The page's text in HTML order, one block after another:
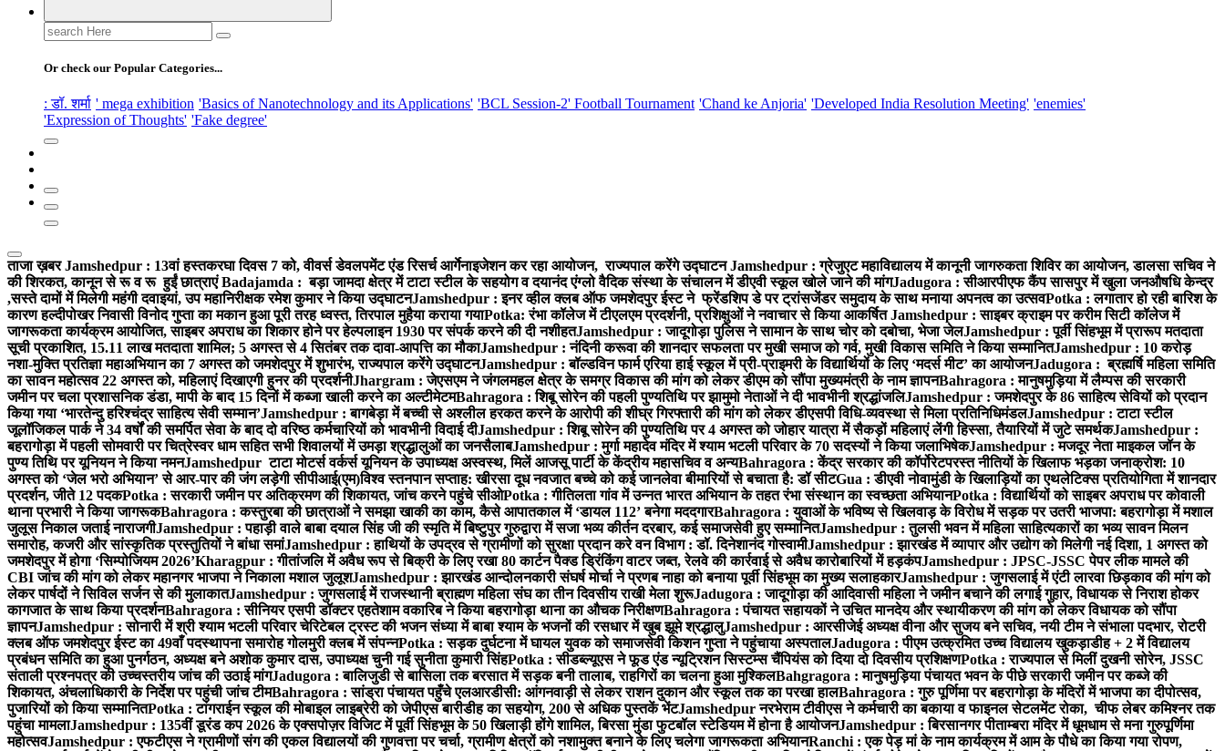
Search
for:
Or check our Popular Categories...
: डॉ. शर्मा ' mega exhibition 'Basics of Nanotechnology and its Applications' 'BCL Session-2' Football Tournament 'Chand ke Anjoria' 'Developed India Resolution Meeting' 'enemies'
'Expression of Thoughts' 'Fake degree'
ताजा ख़बरJamshedpur : 13वां हस्तकरघा दिवस 7 को, वीवर्स डेवलपमेंट एंड रिसर्च आर्गेनाइजेशन कर रहा आयोजन, राज्यपाल करेंगे उद्घाटनJamshedpur : ग्रेजुएट महाविद्यालय में कानूनी जागरुकता शिविर का आयोजन, डालसा सचिव ने
की शिरकत, कानून से रू व रू हुईं छात्राएंBadajamda : बड़ा जामदा क्षेत्र में टाटा स्टील के सहयोग व दयानंद एंग्लो वैदिक संस्था के संचालन में डीएवी स्कूल खोले जाने की मांगJadugora : सीआरपीएफ कैंप सासपुर में खुला जनऔषधि केन्द्र
,सस्ते दामों में मिलेगी महंगी दवाइयां, उप महानिरीक्षक रमेश कुमार ने किया उद्घाटनJamshedpur : इनर व्हील क्लब ऑफ जमशेदपुर ईस्ट ने फ्रेंडशिप डे पर ट्रांसजेंडर समुदाय के साथ मनाया अपनत्व का उत्सवPotka : लगातार हो रही बारिश के
कारण हल्दीपोखर निवासी विनोद गुप्ता का मकान हुआ पूरी तरह ध्वस्त, तिरपाल मुहैया कराया गयाPotka: रंभा कॉलेज में टीएलएम प्रदर्शनी, प्रशिक्षुओं ने नवाचार से किया आकर्षितJamshedpur : साइबर क्राइम पर करीम सिटी कॉलेज में
जागरूकता कार्यक्रम आयोजित, साइबर अपराध का शिकार होने पर हेल्पलाइन 1930 पर संपर्क करने की दी नशीहतJamshedpur : जादूगोड़ा पुलिस ने सामान के साथ चोर को दबोचा, भेजा जेलJamshedpur : पूर्वी सिंहभूम में प्रारूप मतदाता
सूची प्रकाशित, 15.11 लाख मतदाता शामिल; 5 अगस्त से 4 सितंबर तक दावा-आपत्ति का मौकाJamshedpur : नंदिनी करूवा की शानदार सफलता पर मुखी समाज को गर्व, मुखी विकास समिति ने किया सम्मानितJamshedpur : 10 करोड़
नशा-मुक्ति प्रतिज्ञा महाअभियान का 7 अगस्त को जमशेदपुर में शुभारंभ, राज्यपाल करेंगे उद्घाटनJamshedpur : बॉल्डविन फार्म एरिया हाई स्कूल में प्री-प्राइमरी के विद्यार्थियों के लिए ‘मदर्स मीट’ का आयोजनJadugora : ब्रह्मर्षि महिला समिति
का सावन महोत्सव 22 अगस्त को, महिलाएं दिखाएगी हुनर की प्रदर्शनीJhargram : जेएसएम ने जंगलमहल क्षेत्र के समग्र विकास की मांग को लेकर डीएम को सौंपा मुख्यमंत्री के नाम ज्ञापनBahragora : मानुषमुड़िया में लैम्पस की सरकारी
जमीन पर चला प्रशासनिक डंडा, मापी के बाद 15 दिनों में कब्जा खाली करने का अल्टीमेटमBahragora : शिबू सोरेन की पहली पुण्यतिथि पर झामुमो नेताओं ने दी भावभीनी श्रद्धांजलिJamshedpur : जमशेदपुर के 86 साहित्य सेवियों को प्रदान
किया गया ‘भारतेन्दु हरिश्चंद्र साहित्य सेवी सम्मान’Jamshedpur : बागबेड़ा में बच्ची से अश्लील हरकत करने के आरोपी की शीघ्र गिरफ्तारी की मांग को लेकर डीएसपी विधि-व्यवस्था से मिला प्रतिनिधिमंडलJamshedpur : टाटा स्टील
जूलॉजिकल पार्क ने 34 वर्षों की समर्पित सेवा के बाद दो वरिष्ठ कर्मचारियों को भावभीनी विदाई दीJamshedpur : शिबू सोरेन की पुण्यतिथि पर 4 अगस्त को जोहार यात्रा में सैकड़ों महिलाएं लेंगी हिस्सा, तैयारियों में जुटे समर्थकJamshedpur :
बहरागोड़ा में पहली सोमवारी पर चित्रेस्वर धाम सहित सभी शिवालयों में उमड़ा श्रद्धालुओं का जनसैलाबJamshedpur : मुर्गा महादेव मंदिर में श्याम भटली परिवार के 70 सदस्यों ने किया जलाभिषेकJamshedpur : मजदूर नेता माइकल जॉन के
पुण्य तिथि पर यूनियन ने किया नमनJamshedpur टाटा मोटर्स वर्कर्स यूनियन के उपाध्यक्ष अस्वस्थ, मिलें आजसू पार्टी के केंद्रीय महासचिव व अन्यBahragora : केंद्र सरकार की कॉर्पोरेटपरस्त नीतियों के खिलाफ भड़का जनाक्रोश: 10
अगस्त को ‘जेल भरो अभियान’ से आर-पार की जंग लड़ेगी सीपीआई(एम)विश्व स्तनपान सप्ताह: खीरसा दूध नवजात बच्चे को कई जानलेवा बीमारियों से बचाता है: डॉ सीटGua : डीएवी नोवामुंडी के खिलाड़ियों का एथलेटिक्स प्रतियोगिता में शानदार
प्रदर्शन, जीते 12 पदकPotka : सरकारी जमीन पर अतिक्रमण की शिकायत, जांच करने पहुंचे सीओPotka : गीतिलता गांव में उन्नत भारत अभियान के तहत रंभा संस्थान का स्वच्छता अभियानPotka : विद्यार्थियों को साइबर अपराध पर कोवाली
थाना प्रभारी ने किया जागरूकBahragora : कस्तुरबा की छात्राओं ने समझा खाकी का काम, कैसे आपातकाल में ‘डायल 112’ बनेगा मददगारBahragora : युवाओं के भविष्य से खिलवाड़ के विरोध में सड़क पर उतरी भाजपा: बहरागोड़ा में मशाल
जुलूस निकाल जताई नाराजगीJamshedpur : पहाड़ी वाले बाबा दयाल सिंह जी की स्मृति में बिष्टुपुर गुरुद्वारा में सजा भव्य कीर्तन दरबार, कई समाजसेवी हुए सम्मानितJamshedpur : तुलसी भवन में महिला साहित्यकारों का भव्य सावन मिलन
समारोह, कजरी और सांस्कृतिक प्रस्तुतियों ने बांधा समांJamshedpur : हाथियों के उपद्रव से ग्रामीणों को सुरक्षा प्रदान करे वन विभाग : डॉ. दिनेशानंद गोस्वामीJamshedpur : झारखंड में व्यापार और उद्योग को मिलेगी नई दिशा, 1 अगस्त को
जमशेदपुर में होगा ‘सिम्पोजियम 2026’Kharagpur : गीतांजलि में अवैध रूप से बिक्री के लिए रखा 80 कार्टन पैक्ड ड्रिंकिंग वाटर जब्त, रेलवे की कार्रवाई से अवैध कारोबारियों में हड़कंपJamshedpur : JPSC-JSSC पेपर लीक मामले की
CBI जांच की मांग को लेकर महानगर भाजपा ने निकाला मशाल जुलूशJamshedpur : झारखंड आन्दोलनकारी संघर्ष मोर्चा ने प्रणब नाहा को बनाया पूर्वी सिंहभूम का मुख्य सलाहकारJamshedpur : जुगसलाई में एंटी लारवा छिड़काव की मांग को
लेकर पार्षदों ने सिविल सर्जन से की मुलाकातJamshedpur : जुगसलाई में राजस्थानी ब्राह्मण महिला संघ का तीन दिवसीय राखी मेला शुरूJadugora : जादूगोड़ा की आदिवासी महिला ने जमीन बचाने की लगाई गुहार, विधायक से निराश होकर
कागजात के साथ किया प्रदर्शनBahragora : सीनियर एसपी डॉक्टर एहतेशाम वकारिब ने किया बहरागोड़ा थाना का औचक निरीक्षणBahragora : पंचायत सहायकों ने उचित मानदेय और स्थायीकरण की मांग को लेकर विधायक को सौंपा
ज्ञापनJamshedpur : सोनारी में श्री श्याम भटली परिवार चेरिटेबल ट्रस्ट की भजन संध्या में बाबा श्याम के भजनों की रसधार में खुब झूमे श्रद्धालुJamshedpur : आरसीजेई अध्यक्ष वीना और सुजय बने सचिव, नयी टीम ने संभाला पदभार, रोटरी
क्लब ऑफ जमशेदपुर ईस्ट का 49वाँ पदस्थापना समारोह गोलमुरी क्लब में संपन्नPotka : सड़क दुर्घटना में घायल युवक को समाजसेवी किशन गुप्ता ने पहुंचाया अस्पतालJadugora : पीएम उत्क्रमित उच्च विद्यालय खुकड़ाडीह + 2 में विद्यालय
प्रबंधन समिति का हुआ पुनर्गठन, अध्यक्ष बने अशोक कुमार दास, उपाध्यक्ष चुनी गई सुनीता कुमारी सिंहPotka : सीडब्ल्यूएस ने फूड एंड न्यूट्रिशन सिस्टम्स चैंपियंस को दिया दो दिवसीय प्रशिक्षणPotka : राज्यपाल से मिलीं दुखनी सोरेन, JSSC
संताली प्रश्नपत्र की उच्चस्तरीय जांच की उठाई मांगJadugora : बालिजुडी से बासिला तक बरसात में सड़क बनी तालाब, राहगिरों का चलना हुआ मुश्किलBahgragora : मानुषमुड़िया पंचायत भवन के पीछे सरकारी जमीन पर कब्जे की
शिकायत, अंचलाधिकारी के निर्देश पर पहुंची जांच टीमBahragora : सांड्रा पंचायत पहुँचे एलआरडीसी: आंगनवाड़ी से लेकर राशन दुकान और स्कूल तक का परखा हालBahragora : गुरु पूर्णिमा पर बहरागोड़ा के मंदिरों में भाजपा का दीपोत्सव,
पुजारियों को किया सम्मानितPotka : टांगराईन स्कूल की मोबाइल लाइब्रेरी को जेपीएस बारीडीह का सहयोग, 200 से अधिक पुस्तकें भेंटJamshedpur नरभेराम टीवीएस ने कर्मचारी का बकाया व फाइनल सेटलमेंट रोका, चीफ लेबर कमिश्नर तक
पहुंचा मामलाJamshedpur : 135वीं डूरंड कप 2026 के एक्सपोज़र विजिट में पूर्वी सिंहभूम के 50 खिलाड़ी होंगे शामिल, बिरसा मुंडा फुटबॉल स्टेडियम में होना है आयोजनJamshedpur : बिरसानगर पीताम्बरा मंदिर में धूमधाम से मना गुरुपूर्णिमा
महोत्सवJamshedpur : एफटीएस ने ग्रामीणों संग की एकल विद्यालयों की गुणवत्ता पर चर्चा, ग्रामीण क्षेत्रों को नशामुक्त बनाने के लिए चलेगा जागरूकता अभियानRanchi : एक पेड़ मां के नाम कार्यक्रम में आम के पौधे का किया गया रोपण,